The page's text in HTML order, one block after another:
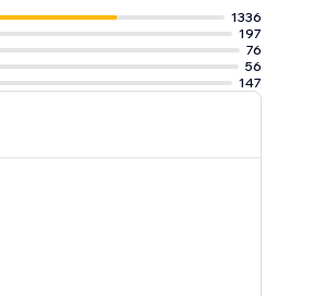
1336
197
76
56
147